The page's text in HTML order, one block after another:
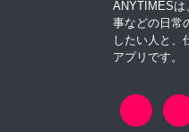
ANYTIMESは
事などの日常
したい人と、
アプリです。